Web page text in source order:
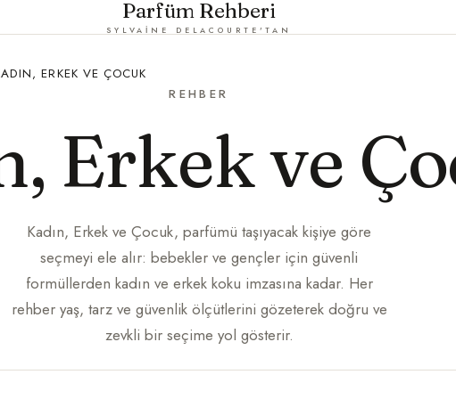
Parfüm Rehberi
SYLVAINE DELACOURTE'TAN
ERKEK VE ÇOCUK
REHBER
Erkek ve
Kadın, Erkek ve Çocuk, parfümü taşıyacak kişiye göre
seçmeyi ele alır: bebekler ve gençler için güvenli
formüllerden kadın ve erkek koku imzasına kadar. Her
rehber yaş, tarz ve güvenlik ölçütlerini gözeterek doğru ve
zevkli bir seçime yol gösterir.